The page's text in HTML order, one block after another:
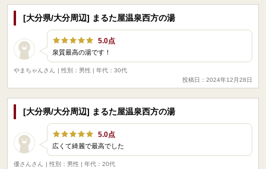
[大分県/大分周辺] まるた屋温泉西方の湯
5.0点
泉質最高の湯です！
やまちゃんさん
| 性別：男性 | 年代：30代
投稿日：2024年12月28日
[大分県/大分周辺] まるた屋温泉西方の湯
5.0点
広くて綺麗で最高でした
優さんさん
| 性別：男性 | 年代：20代